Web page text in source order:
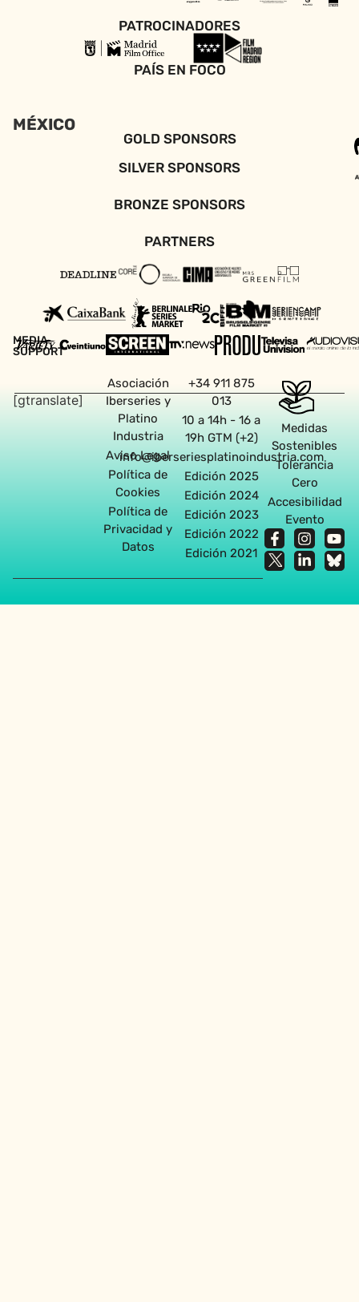
PATROCINADORES
PAÍS EN FOCO
MÉXICO
GOLD SPONSORS
SILVER SPONSORS
BRONZE SPONSORS
PARTNERS
MEDIA
SUPPORT
[gtranslate]
Asociación
Iberseries y
Platino
Industria
Aviso Legal
Política de
Cookies
Política de
Privacidad y
Datos
+34 911 875
013
10 a 14h - 16 a
19h GTM (+2)
info@iberseriesplatinoindustria.com
Edición 2025
Edición 2024
Edición 2023
Edición 2022
Edición 2021
Medidas
Sostenibles
Tolerancia
Cero
Accesibilidad
Evento